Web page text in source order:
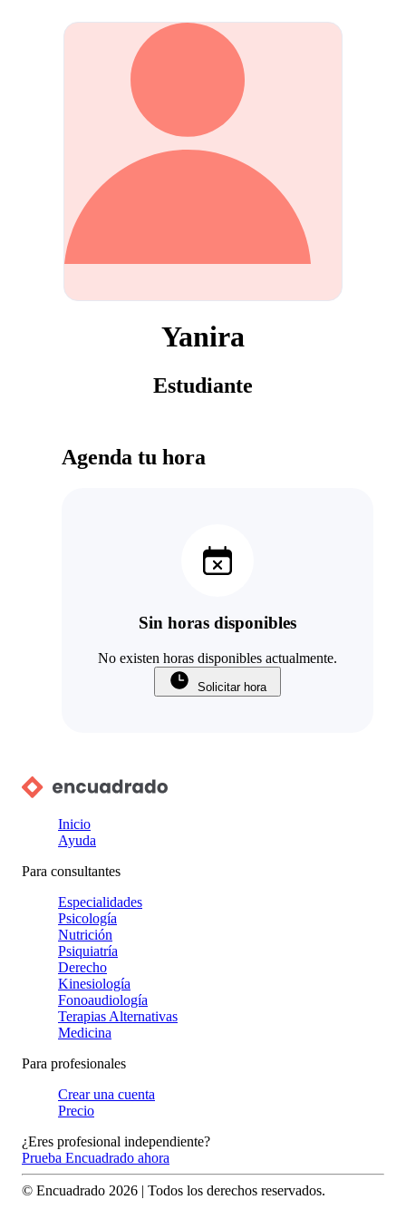
Yanira
Estudiante
Agenda tu hora
Sin horas disponibles
No existen horas disponibles actualmente.
Solicitar hora
Inicio
Ayuda
Para consultantes
Especialidades
Psicología
Nutrición
Psiquiatría
Derecho
Kinesiología
Fonoaudiología
Terapias Alternativas
Medicina
Para profesionales
Crear una cuenta
Precio
¿Eres profesional independiente?
Prueba Encuadrado ahora
© Encuadrado 2026 | Todos los derechos reservados.